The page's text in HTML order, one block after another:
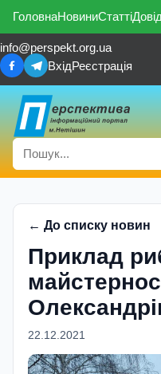
ГоловнаНовиниСтатті
info@perspekt.org.ua
ВхідРеєстрація
← До списку новин
Приклад
22.12.2021